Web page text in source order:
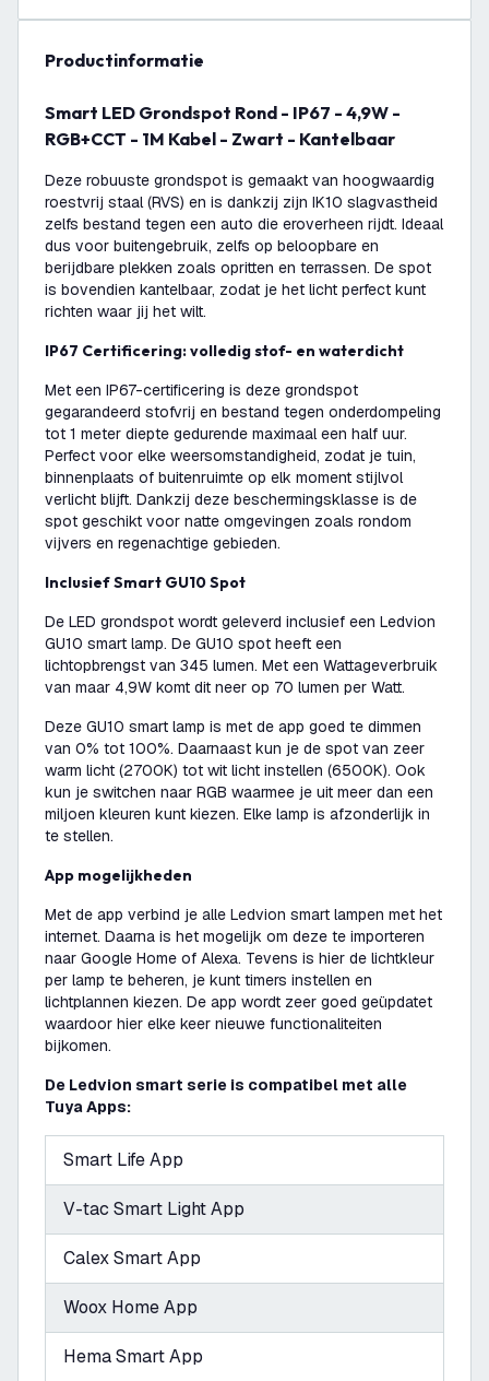
productinformatie
Smart LED Grondspot Rond - IP67 - 4,9W -
RGB+CCT - 1M Kabel - Zwart - Kantelbaar
Deze robuuste grondspot is gemaakt van hoogwaardig
roestvrij staal (RVS) en is dankzij zijn IK10 slagvastheid
zelfs bestand tegen een auto die eroverheen rijdt. Ideaal
dus voor buitengebruik, zelfs op beloopbare en
berijdbare plekken zoals opritten en terrassen. De spot
is bovendien kantelbaar, zodat je het licht perfect kunt
richten waar jij het wilt.
IP67 Certificering: volledig stof- en waterdicht
Met een IP67-certificering is deze grondspot
gegarandeerd stofvrij en bestand tegen onderdompeling
tot 1 meter diepte gedurende maximaal een half uur.
Perfect voor elke weersomstandigheid, zodat je tuin,
binnenplaats of buitenruimte op elk moment stijlvol
verlicht blijft. Dankzij deze beschermingsklasse is de
spot geschikt voor natte omgevingen zoals rondom
vijvers en regenachtige gebieden.
Inclusief Smart GU10 Spot
De LED grondspot wordt geleverd inclusief een Ledvion
GU10 smart lamp. De GU10 spot heeft een
lichtopbrengst van 345 lumen. Met een Wattageverbruik
van maar 4,9W komt dit neer op 70 lumen per Watt.
Deze GU10 smart lamp is met de app goed te dimmen
van 0% tot 100%. Daarnaast kun je de spot van zeer
warm licht (2700K) tot wit licht instellen (6500K). Ook
kun je switchen naar RGB waarmee je uit meer dan een
miljoen kleuren kunt kiezen. Elke lamp is afzonderlijk in
te stellen.
App mogelijkheden
Met de app verbind je alle Ledvion smart lampen met het
internet. Daarna is het mogelijk om deze te importeren
naar Google Home of Alexa. Tevens is hier de lichtkleur
per lamp te beheren, je kunt timers instellen en
lichtplannen kiezen. De app wordt zeer goed geüpdatet
waardoor hier elke keer nieuwe functionaliteiten
bijkomen.
De Ledvion smart serie is compatibel met alle
Tuya Apps:
Smart Life App
V-tac Smart Light App
Calex Smart App
Woox Home App
Hema Smart App